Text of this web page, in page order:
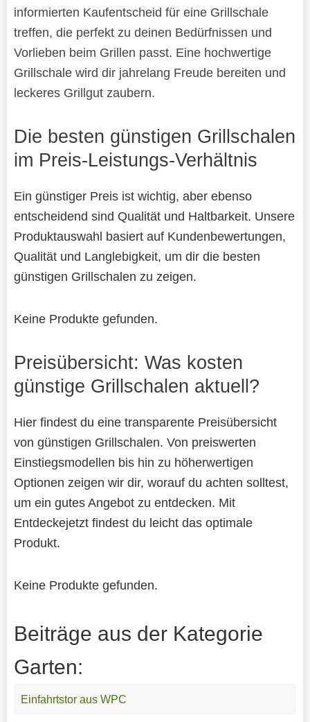
informierten Kaufentscheid für eine Grillschale
treffen, die perfekt zu deinen Bedürfnissen und
Vorlieben beim Grillen passt. Eine hochwertige
Grillschale wird dir jahrelang Freude bereiten und
leckeres Grillgut zaubern.
Die besten günstigen Grillschalen
im Preis-Leistungs-Verhältnis
Ein günstiger Preis ist wichtig, aber ebenso
entscheidend sind Qualität und Haltbarkeit. Unsere
Produktauswahl basiert auf Kundenbewertungen,
Qualität und Langlebigkeit, um dir die besten
günstigen Grillschalen zu zeigen.
Keine Produkte gefunden.
Preisübersicht: Was kosten
günstige Grillschalen aktuell?
Hier findest du eine transparente Preisübersicht
von günstigen Grillschalen. Von preiswerten
Einstiegsmodellen bis hin zu höherwertigen
Optionen zeigen wir dir, worauf du achten solltest,
um ein gutes Angebot zu entdecken. Mit
Entdeckejetzt findest du leicht das optimale
Produkt.
Keine Produkte gefunden.
Beiträge aus der Kategorie
Garten:
Einfahrtstor aus WPC